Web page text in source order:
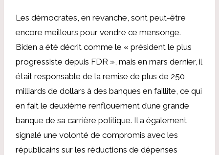
Les démocrates, en revanche, sont peut-être
encore meilleurs pour vendre ce mensonge.
Biden a été décrit comme le « président le plus
progressiste depuis FDR », mais en mars dernier, il
était responsable de la remise de plus de 250
milliards de dollars à des banques en faillite, ce qui
en fait le deuxième renflouement d’une grande
banque de sa carrière politique. Il a également
signalé une volonté de compromis avec les
républicains sur les réductions de dépenses